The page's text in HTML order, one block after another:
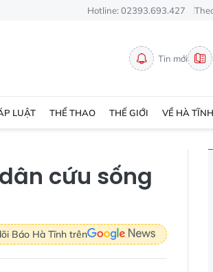
Hotline: 02393.693.427
Tin mới
LUẬT THỂ THAO THẾ GIỚI VỀ HÀ TĨNH
cứu sống
Báo Hà Tĩnh trên